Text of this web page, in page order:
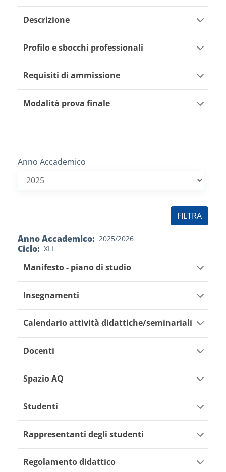
Descrizione
Profilo e sbocchi professionali
Requisiti di ammissione
Modalità prova finale
Anno Accademico
Anno Accademico 2025/2026
Ciclo XLI
Manifesto - piano di studio
Insegnamenti
Calendario attività didattiche/seminariali
Docenti
Spazio AQ
Studenti
Rappresentanti degli studenti
Regolamento didattico